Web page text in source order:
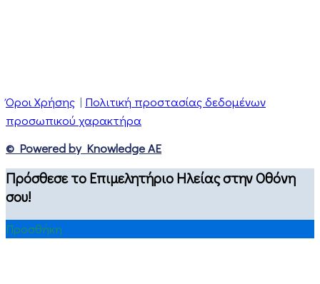
Όροι Χρήσης | Πολιτική προστασίας δεδομένων
προσωπικού χαρακτήρα
© Powered by Knowledge AE
Πρόσθεσε το Επιμελητήριο Ηλείας στην Οθόνη
σου!
Προσθήκη